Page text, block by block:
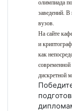
олимпиада
заведений. В
вузов.
На сайте
и
как
современной
дискретной